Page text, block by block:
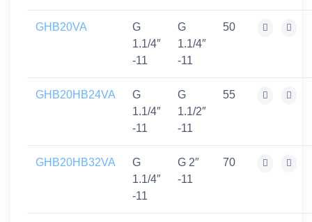
GHB20VA
G
1.1/4″
-11
G
1.1/4″
-11
50
GHB20HB24VA
G
1.1/4″
-11
G
1.1/2″
-11
55
GHB20HB32VA
G
1.1/4″
-11
G 2″
-11
70